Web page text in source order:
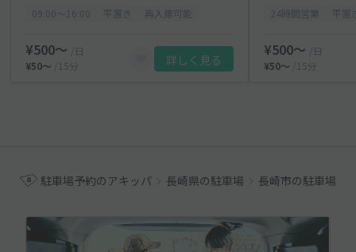
¥500〜
/日
¥50〜
/15分 詳しく見る
¥500〜
/日
¥50〜
/15分
駐車場予約のアキッパ 長崎県の駐車場 長崎市の駐車場